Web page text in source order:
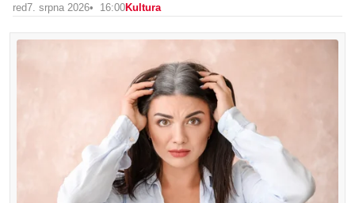
red7. srpna 2026 16:00Kultura